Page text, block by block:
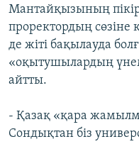
Мантайқызының
проректордың сөзіне
де жіті бақылауда
«оқытушылардың
айтты.
- Қазақ «қара
Сондықтан біз